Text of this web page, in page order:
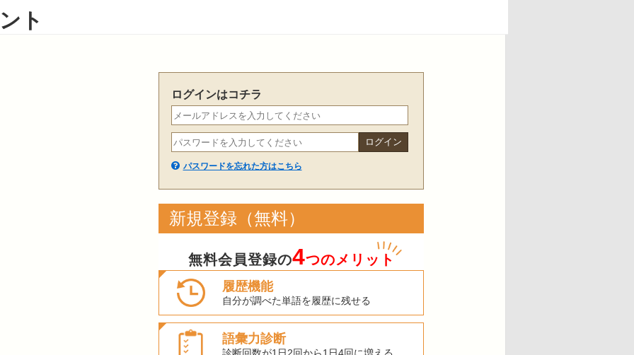
ト
ログインはコチラ
パスワードを忘れた方はこちら
新規登録（無料）
無料会員登録の4つのメリット
履歴機能
自分が調べた単語を履歴に残せる
語彙力診断